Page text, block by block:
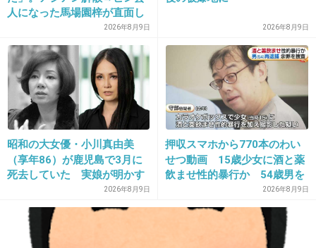
みなみ～！せな～！
ロングバケーション
+154 -11
2013/12/12(木) 16:15:19
薄汚ねぇシンデレラ
人になった馬場園梓が直面し
た現実、そして携える芸人と
しての矜持
2026年8月9日 2026年8月9日
昭和の大女優・小川真由美
（享年86）が鹿児島で3月に
死去していた 実娘が明かす
「毒母」の素顔と空白の晩年
2026年8月9日
押収スマホから770本のわい
せつ動画 15歳少女に酒と薬
飲ませ性的暴行か 54歳男を
再逮捕 「薬もありますよ」
とSNSで誘い出し
2026年8月9日